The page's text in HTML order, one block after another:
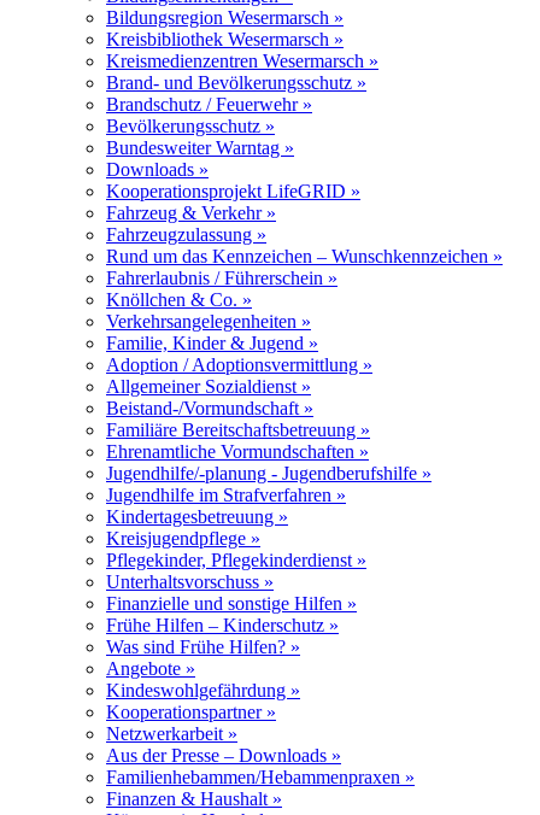
Bildungsregion Wesermarsch »
Kreisbibliothek Wesermarsch »
Kreismedienzentren Wesermarsch »
Brand- und Bevölkerungsschutz »
Brandschutz / Feuerwehr »
Bevölkerungsschutz »
Bundesweiter Warntag »
Downloads »
Kooperationsprojekt LifeGRID »
Fahrzeug & Verkehr »
Fahrzeugzulassung »
Rund um das Kennzeichen – Wunschkennzeichen »
Fahrerlaubnis / Führerschein »
Knöllchen & Co. »
Verkehrsangelegenheiten »
Familie, Kinder & Jugend »
Adoption / Adoptionsvermittlung »
Allgemeiner Sozialdienst »
Beistand-/Vormundschaft »
Familiäre Bereitschaftsbetreuung »
Ehrenamtliche Vormundschaften »
Jugendhilfe/-planung - Jugendberufshilfe »
Jugendhilfe im Strafverfahren »
Kindertagesbetreuung »
Kreisjugendpflege »
Pflegekinder, Pflegekinderdienst »
Unterhaltsvorschuss »
Finanzielle und sonstige Hilfen »
Frühe Hilfen – Kinderschutz »
Was sind Frühe Hilfen? »
Angebote »
Kindeswohlgefährdung »
Kooperationspartner »
Netzwerkarbeit »
Aus der Presse – Downloads »
Familienhebammen/Hebammenpraxen »
Finanzen & Haushalt »